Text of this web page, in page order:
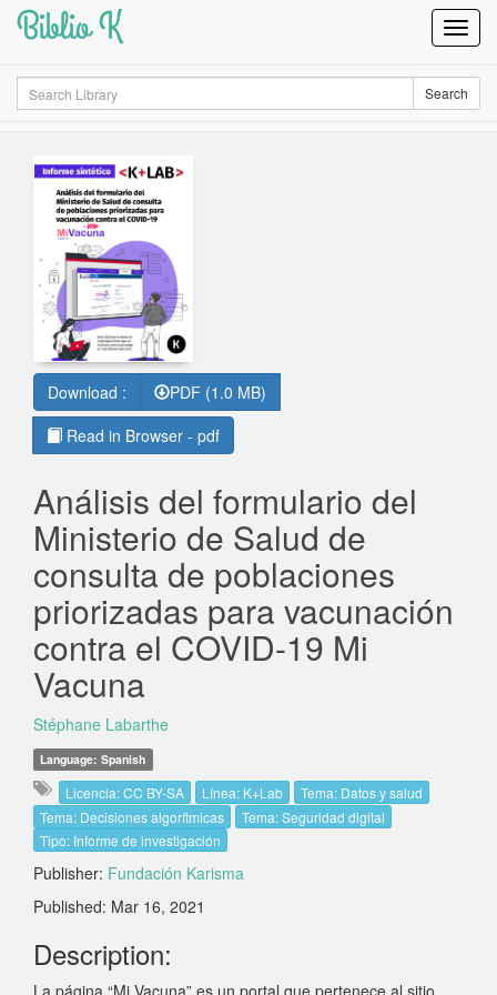
Biblio K
Search Search
Download :
PDF (1.0 MB)
Read in Browser - pdf
Análisis del formulario del
Ministerio de Salud de
consulta de poblaciones
priorizadas para vacunación
contra el COVID-19 Mi
Vacuna
Stéphane Labarthe
Language: Spanish
Licencia: CC BY-SA Línea: K+Lab
Tema: Datos y salud
Tema: Decisiones algorítmicas
Tema: Seguridad digital
Tipo: Informe de investigación
Publisher: Fundación Karisma
Published: Mar 16, 2021
Description: